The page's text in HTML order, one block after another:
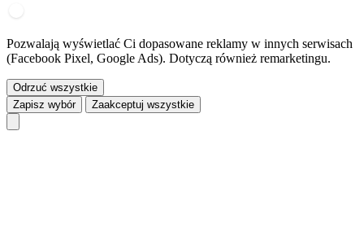
Pozwalają wyświetlać Ci dopasowane reklamy w innych serwisach
(Facebook Pixel, Google Ads). Dotyczą również remarketingu.
Odrzuć wszystkie
Zapisz wybór
Zaakceptuj wszystkie